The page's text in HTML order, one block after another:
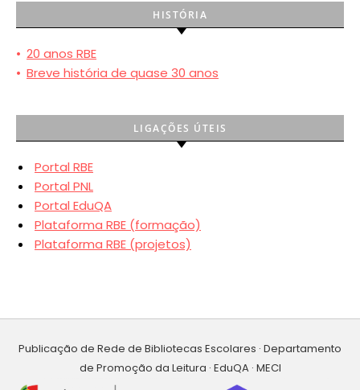
HISTÓRIA
• 20 anos RBE
• Breve história de quase 30 anos
LIGAÇÕES ÚTEIS
Portal RBE
Portal PNL
Portal EduQA
Plataforma RBE (formação)
Plataforma RBE (projetos)
Publicação de Rede de Bibliotecas Escolares · Departamento
de Promoção da Leitura · EduQA · MECI